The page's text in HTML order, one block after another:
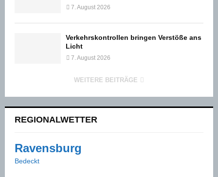
7. August 2026
Verkehrskontrollen bringen Verstöße ans
Licht
7. August 2026
WEITERE BEITRÄGE
REGIONALWETTER
Ravensburg
Bedeckt